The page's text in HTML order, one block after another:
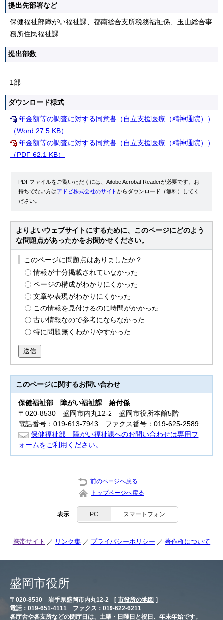
提出先部署など
保健福祉部障がい福祉課、都南総合支所税務福祉係、玉山総合事
務所住民福祉課
提出部数
1部
ダウンロード様式
年金額等の調査に対する同意書（自立支援医療（精神通院））
（Word 27.5 KB）
年金額等の調査に対する同意書（自立支援医療（精神通院））
（PDF 62.1 KB）
PDFファイルをご覧いただくには、Adobe Acrobat Readerが必要です。お
持ちでない方はアドビ株式会社のサイトからダウンロード（無料）してく
ださい。
よりよいウェブサイトにするために、このページにどのよう
な問題点があったかをお聞かせください。
このページに問題点はありましたか？
情報が十分掲載されていなかった
ページの構成がわかりにくかった
文章や表現がわかりにくかった
この情報を見付けるのに時間がかかった
古い情報なので参考にならなかった
特に問題無くわかりやすかった
送信
このページに関するお問い合わせ
保健福祉部
障がい福祉課 給付係
〒020-8530 盛岡市内丸12-2 盛岡市役所本館5階
電話番号：019-613-7943 ファクス番号：019-625-2589
保健福祉部 障がい福祉課へのお問い合わせは専用フ
ォームをご利用ください。
前のページへ戻る
トップページへ戻る
表示 PC スマートフォン
携帯サイト リンク集 プライバシーポリシー 著作権について
盛岡市役所
〒020-8530 岩手県盛岡市内丸12-2 [ 市役所の地図 ］
電話：019-651-4111 ファクス：019-622-6211
各庁舎や各支所などの閉庁日は、土曜・日曜日と祝日、年末年始です。